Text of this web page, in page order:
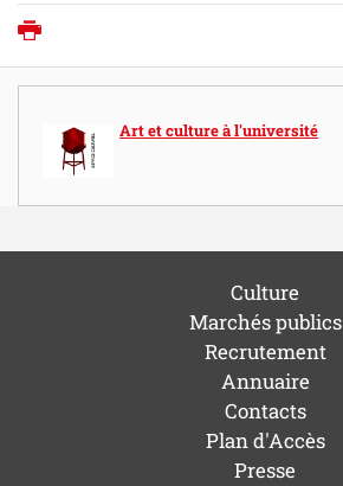
Art et culture à l'université
Culture
Marchés publics
Recrutement
Annuaire
Contacts
Plan d'Accès
Presse